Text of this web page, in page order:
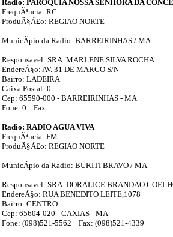
Radio: PAROQUIA NOSSA SENHORA DA
FrequÃªncia: RC
ProduÃ§Ã£o: REGIAO NORTE
MunicÃ­pio da Radio: BARREIRINHAS / MA
Responsavel: SRA. MARLENE SILVA ROCHA
EndereÃ§o: AV. 31 DE MARCO S/N
Bairro: LADEIRA
Caixa Postal: 0
Cep: 65590-000 - BARREIRINHAS - MA
Fone: 0 Fax:
Radio: RADIO AGUA VIVA
FrequÃªncia: FM
ProduÃ§Ã£o: REGIAO NORTE
MunicÃ­pio da Radio: BURITI BRAVO / MA
Responsavel: SRA. DORALICE BRANDAO
EndereÃ§o: RUA BENEDITO LEITE,1078
Bairro: CENTRO
Cep: 65604-020 - CAXIAS - MA
Fone: (098)521-5562 Fax: (098)521-4339